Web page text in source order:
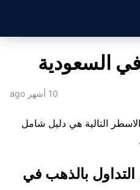
السعودية
10 أشهر ago
التالية هي دليل شامل
بالذهب في